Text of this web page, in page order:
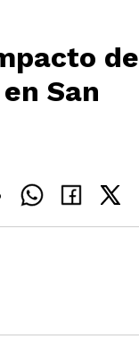
de
San